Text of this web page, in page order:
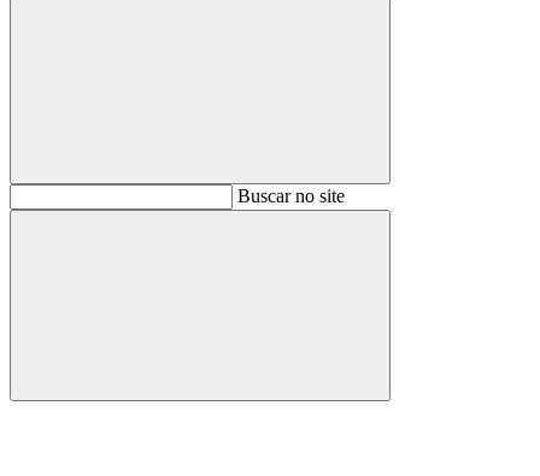
BuscarBuscar no site
Buscar